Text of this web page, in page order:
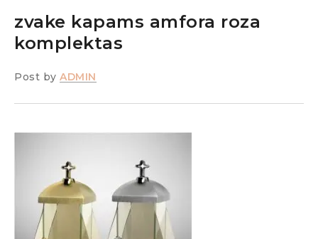
zvake kapams amfora roza
komplektas
Post by ADMIN